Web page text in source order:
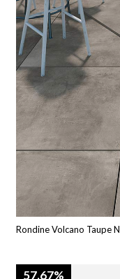
Rondine Volcano Taupe
57.67%